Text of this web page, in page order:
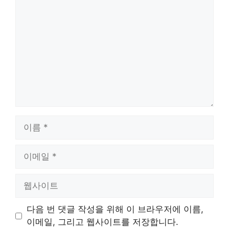
트
다음 번 댓글 작성을 위해 이 브라우저에 이름,
이메일, 그리고 웹사이트를 저장합니다.